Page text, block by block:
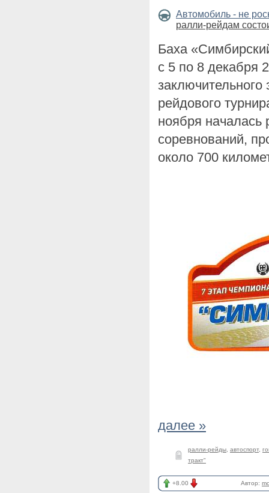
Автомобиль - не
ралли-рейдам
Баха
с 5 по 8 декабря
заключительного
рейдового
ноября началась
соревнований,
около 700
далее »
ралли-рейды автоспорт,
тракт"
+8.00 Автор: